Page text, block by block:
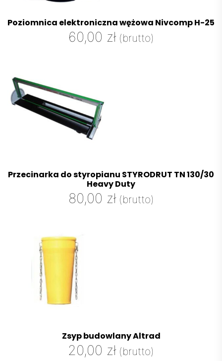
Poziomnica elektroniczna wężowa Nivcomp H-25
60,00 zł (brutto)
Przecinarka do styropianu STYRODRUT TN 130/30
Heavy Duty
80,00 zł (brutto)
Zsyp budowlany Altrad
20,00 zł (brutto)